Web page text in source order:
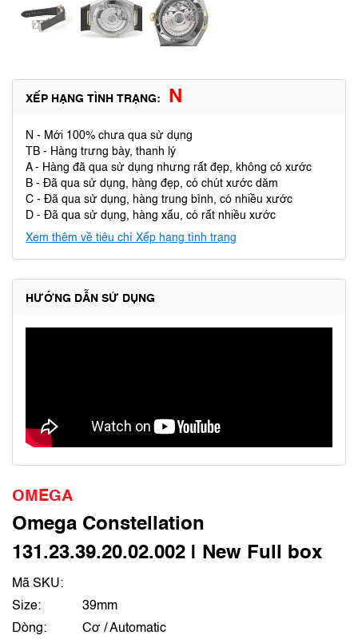
XẾP HẠNG TÌNH TRẠNG: N
N - Mới 100% chưa qua sử dụng
TB - Hàng trưng bày, thanh lý
A - Hàng đã qua sử dụng nhưng rất đẹp, không có xước
B - Đã qua sử dụng, hàng đẹp, có chút xước dăm
C - Đã qua sử dụng, hàng trung bình, có nhiều xước
D - Đã qua sử dụng, hàng xấu, có rất nhiều xước
Xem thêm về tiêu chí Xếp hạng tình trạng
HƯỚNG DẪN SỬ DỤNG
OMEGA
Omega Constellation
131.23.39.20.02.002 | New Full box
Mã SKU:
Size:
39mm
Dòng:
Cơ / Automatic